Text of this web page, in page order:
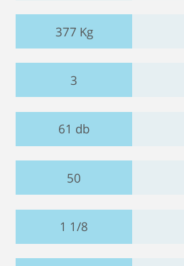
377 Kg
3
61 db
50
1 1/8